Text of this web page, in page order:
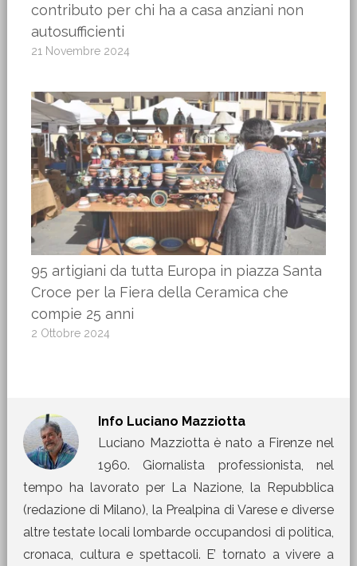
contributo per chi ha a casa anziani non
autosufficienti
21 Novembre 2024
95 artigiani da tutta Europa in piazza Santa
Croce per la Fiera della Ceramica che
compie 25 anni
2 Ottobre 2024
Info Luciano Mazziotta
Luciano Mazziotta è nato a Firenze nel
1960. Giornalista professionista, nel
tempo ha lavorato per La Nazione, la Repubblica
(redazione di Milano), la Prealpina di Varese e diverse
altre testate locali lombarde occupandosi di politica,
cronaca, cultura e spettacoli. E’ tornato a vivere a